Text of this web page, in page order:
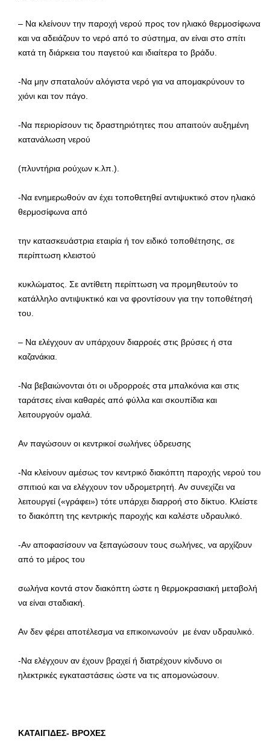
– Να κλείνουν την παροχή νερού προς τον ηλιακό θερμοσίφωνα
και να αδειάζουν το νερό από το σύστημα, αν είναι στο σπίτι
κατά τη διάρκεια του παγετού και ιδιαίτερα το βράδυ.
-Να μην σπαταλούν αλόγιστα νερό για να απομακρύνουν το
χιόνι και τον πάγο.
-Να περιορίσουν τις δραστηριότητες που απαιτούν αυξημένη
κατανάλωση νερού
(πλυντήρια ρούχων κ.λπ.).
-Να ενημερωθούν αν έχει τοποθετηθεί αντιψυκτικό στον ηλιακό
θερμοσίφωνα από
την κατασκευάστρια εταιρία ή τον ειδικό τοποθέτησης, σε
περίπτωση κλειστού
κυκλώματος. Σε αντίθετη περίπτωση να προμηθευτούν το
κατάλληλο αντιψυκτικό και να φροντίσουν για την τοποθέτησή
του.
– Να ελέγχουν αν υπάρχουν διαρροές στις βρύσες ή στα
καζανάκια.
-Να βεβαιώνονται ότι οι υδρορροές στα μπαλκόνια και στις
ταράτσες είναι καθαρές από φύλλα και σκουπίδια και
λειτουργούν ομαλά.
Αν παγώσουν οι κεντρικοί σωλήνες ύδρευσης
-Να κλείνουν αμέσως τον κεντρικό διακόπτη παροχής νερού του
σπιτιού και να ελέγχουν τον υδρομετρητή. Αν συνεχίζει να
λειτουργεί («γράφει») τότε υπάρχει διαρροή στο δίκτυο. Κλείστε
το διακόπτη της κεντρικής παροχής και καλέστε υδραυλικό.
-Αν αποφασίσουν να ξεπαγώσουν τους σωλήνες, να αρχίζουν
από το μέρος του
σωλήνα κοντά στον διακόπτη ώστε η θερμοκρασιακή μεταβολή
να είναι σταδιακή.
Αν δεν φέρει αποτέλεσμα να επικοινωνούν με έναν υδραυλικό.
-Να ελέγχουν αν έχουν βραχεί ή διατρέχουν κίνδυνο οι
ηλεκτρικές εγκαταστάσεις ώστε να τις απομονώσουν.
ΚΑΤΑΙΓΙΔΕΣ- ΒΡΟΧΕΣ